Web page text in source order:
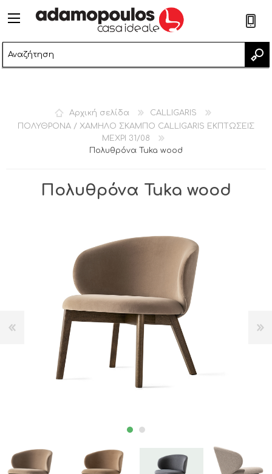
Αρχική σελίδα
CALLIGARIS
ΠΟΛΥΘΡΟΝΑ / ΧΑΜΗΛΟ ΣΚΑΜΠΟ CALLIGARIS ΕΚΠΤΩΣΕΙΣ
ΜΕΧΡΙ 31/08
Πολυθρόνα Tuka wood
Πολυθρόνα Tuka wood